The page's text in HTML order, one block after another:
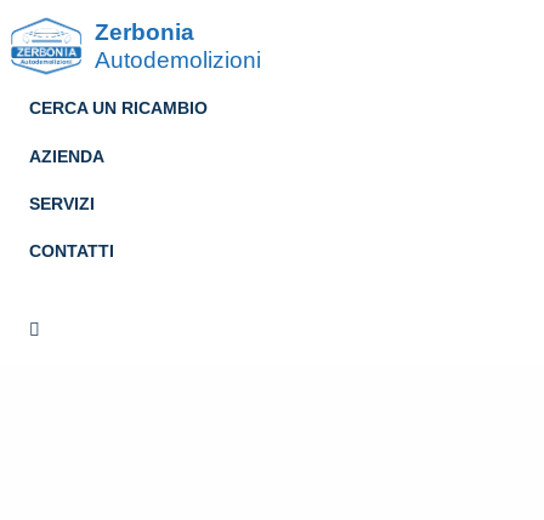
Zerbonia
Autodemolizioni
CERCA UN RICAMBIO
AZIENDA
SERVIZI
CONTATTI